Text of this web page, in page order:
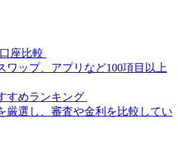
座比較
ワップ、アプリなど100項目以上
すめランキング
厳選し、審査や金利を比較してい